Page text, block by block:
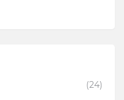
(24)